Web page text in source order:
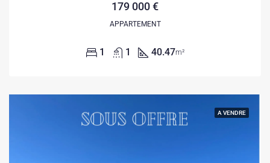
179 000 €
APPARTEMENT
1 1 40.47m²
A VENDRE